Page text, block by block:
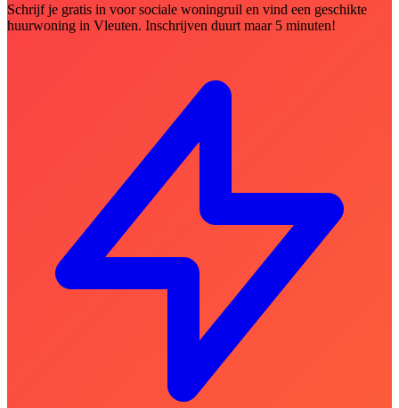
Schrijf je gratis in voor sociale woningruil en vind een geschikte
huurwoning in Vleuten. Inschrijven duurt maar 5 minuten!